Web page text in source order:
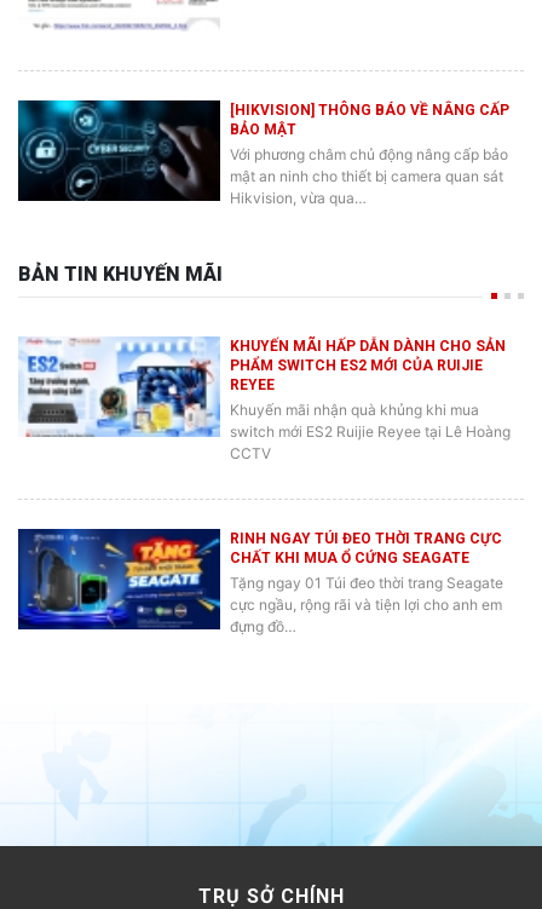
[HIKVISION] THÔNG BÁO VỀ NÂNG CẤP
BẢO MẬT
Với phương châm chủ động nâng cấp bảo
mật an ninh cho thiết bị camera quan sát
Hikvision, vừa qua…
BẢN TIN KHUYẾN MÃI
KHUYẾN MÃI HẤP DẪN DÀNH CHO SẢN
PHẨM SWITCH ES2 MỚI CỦA RUIJIE
REYEE
Khuyến mãi nhận quà khủng khi mua
switch mới ES2 Ruijie Reyee tại Lê Hoàng
CCTV
RINH NGAY TÚI ĐEO THỜI TRANG CỰC
CHẤT KHI MUA Ổ CỨNG SEAGATE
Tặng ngay 01 Túi đeo thời trang Seagate
cực ngầu, rộng rãi và tiện lợi cho anh em
đựng đồ…
TRỤ SỞ CHÍNH